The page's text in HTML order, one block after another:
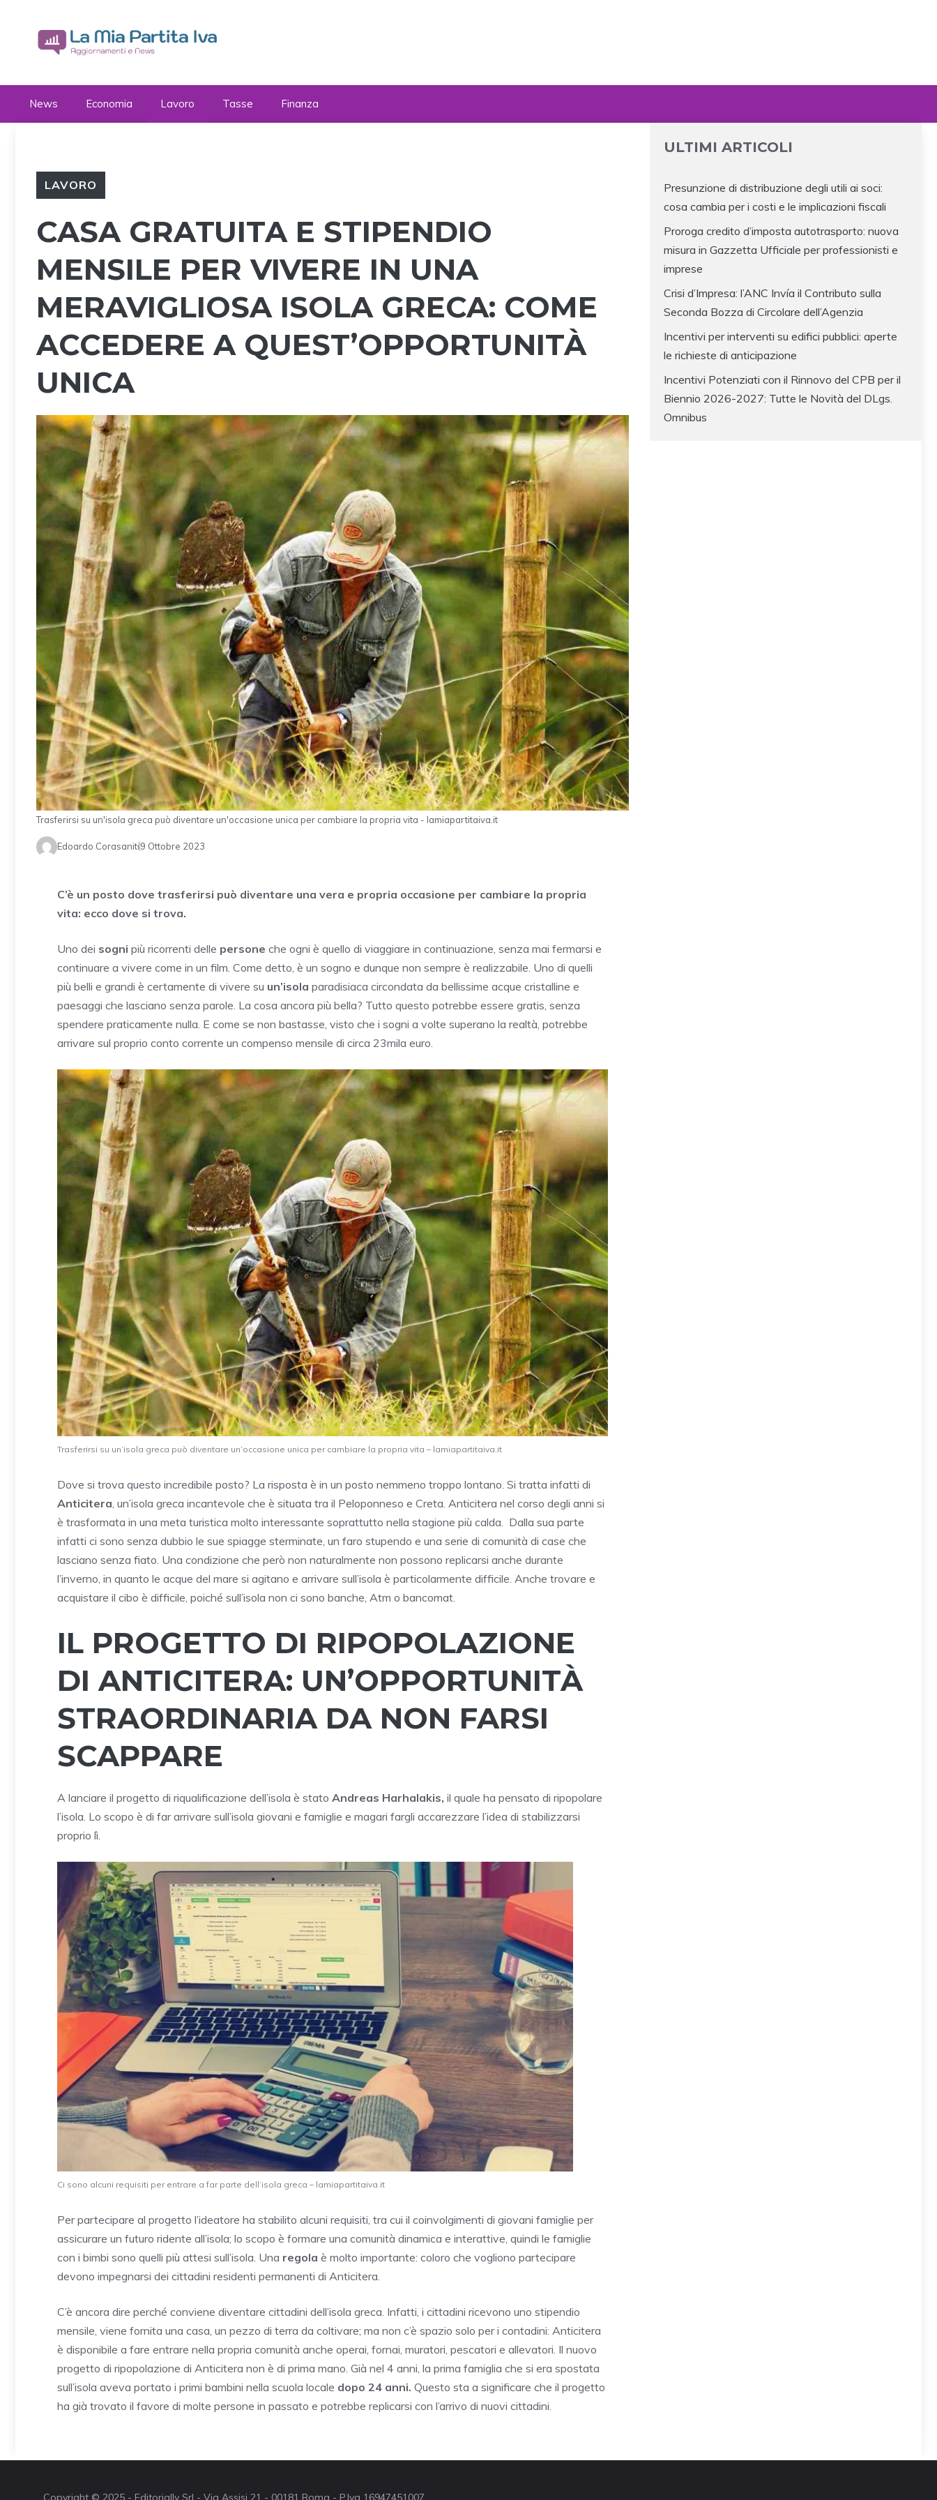
contenuto
News Economia Lavoro Tasse Finanza
LAVORO
CASA GRATUITA E STIPENDIO
MENSILE PER VIVERE IN UNA
MERAVIGLIOSA ISOLA GRECA: COME
ACCEDERE A QUEST’OPPORTUNITÀ
UNICA
Trasferirsi su un'isola greca può diventare un'occasione unica per cambiare la propria vita - lamiapartitaiva.it
Edoardo Corasaniti9 Ottobre 2023
C’è un posto dove trasferirsi può diventare una vera e propria occasione per cambiare la propria
vita: ecco dove si trova.
Uno dei sogni più ricorrenti delle persone che ogni è quello di viaggiare in continuazione, senza mai fermarsi e
continuare a vivere come in un film. Come detto, è un sogno e dunque non sempre è realizzabile. Uno di quelli
più belli e grandi è certamente di vivere su un’isola paradisiaca circondata da bellissime acque cristalline e
paesaggi che lasciano senza parole. La cosa ancora più bella? Tutto questo potrebbe essere gratis, senza
spendere praticamente nulla. E come se non bastasse, visto che i sogni a volte superano la realtà, potrebbe
arrivare sul proprio conto corrente un compenso mensile di circa 23mila euro.
Trasferirsi su un’isola greca può diventare un’occasione unica per cambiare la propria vita – lamiapartitaiva.it
Dove si trova questo incredibile posto? La risposta è in un posto nemmeno troppo lontano. Si tratta infatti di
Anticitera, un’isola greca incantevole che è situata tra il Peloponneso e Creta. Anticitera nel corso degli anni si
è trasformata in una meta turistica molto interessante soprattutto nella stagione più calda. Dalla sua parte
infatti ci sono senza dubbio le sue spiagge sterminate, un faro stupendo e una serie di comunità di case che
lasciano senza fiato. Una condizione che però non naturalmente non possono replicarsi anche durante
l’inverno, in quanto le acque del mare si agitano e arrivare sull’isola è particolarmente difficile. Anche trovare e
acquistare il cibo è difficile, poiché sull’isola non ci sono banche, Atm o bancomat.
IL PROGETTO DI RIPOPOLAZIONE
DI ANTICITERA: UN’OPPORTUNITÀ
STRAORDINARIA DA NON FARSI
SCAPPARE
A lanciare il progetto di riqualificazione dell’isola è stato Andreas Harhalakis, il quale ha pensato di ripopolare
l’isola. Lo scopo è di far arrivare sull’isola giovani e famiglie e magari fargli accarezzare l’idea di stabilizzarsi
proprio lì.
Ci sono alcuni requisiti per entrare a far parte dell’isola greca – lamiapartitaiva.it
Per partecipare al progetto l’ideatore ha stabilito alcuni requisiti, tra cui il coinvolgimenti di giovani famiglie per
assicurare un futuro ridente all’isola; lo scopo è formare una comunità dinamica e interattive, quindi le famiglie
con i bimbi sono quelli più attesi sull’isola. Una regola è molto importante: coloro che vogliono partecipare
devono impegnarsi dei cittadini residenti permanenti di Anticitera.
C’è ancora dire perché conviene diventare cittadini dell’isola greca. Infatti, i cittadini ricevono uno stipendio
mensile, viene fornita una casa, un pezzo di terra da coltivare; ma non c’è spazio solo per i contadini: Anticitera
è disponibile a fare entrare nella propria comunità anche operai, fornai, muratori, pescatori e allevatori. Il nuovo
progetto di ripopolazione di Anticitera non è di prima mano. Già nel 4 anni, la prima famiglia che si era spostata
sull’isola aveva portato i primi bambini nella scuola locale dopo 24 anni. Questo sta a significare che il progetto
ha già trovato il favore di molte persone in passato e potrebbe replicarsi con l’arrivo di nuovi cittadini.
ULTIMI ARTICOLI
Presunzione di distribuzione degli utili ai soci:
cosa cambia per i costi e le implicazioni fiscali
Proroga credito d’imposta autotrasporto: nuova
misura in Gazzetta Ufficiale per professionisti e
imprese
Crisi d’Impresa: l’ANC Invía il Contributo sulla
Seconda Bozza di Circolare dell’Agenzia
Incentivi per interventi su edifici pubblici: aperte
le richieste di anticipazione
Incentivi Potenziati con il Rinnovo del CPB per il
Biennio 2026-2027: Tutte le Novità del DLgs.
Omnibus
Copyright © 2025 - Editorially Srl - Via Assisi 21 - 00181 Roma - P.Iva 16947451007